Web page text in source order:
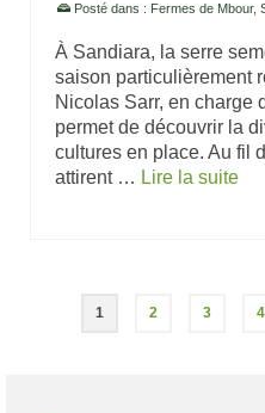
Posté dans : Fermes de Mbour,
À Sandiara, la serre
saison particulièrement
Nicolas Sarr, en charge
permet de découvrir la
cultures en place. Au fil
attirent … Lire la suite
1 2 3 4